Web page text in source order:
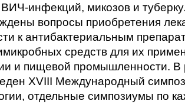
инфекций, микозов и
вопросы приобретения
к антибактериальным
средств для их
и пищевой промышленности. В
XVIII Международный
отдельные симпозиумы по